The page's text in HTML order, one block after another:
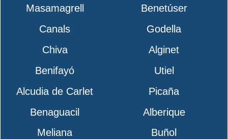
Masamagrell
Benetúser
Canals
Godella
Chiva
Alginet
Benifayó
Utiel
Alcudia de Carlet
Picaña
Benaguacil
Alberique
Meliana
Buñol